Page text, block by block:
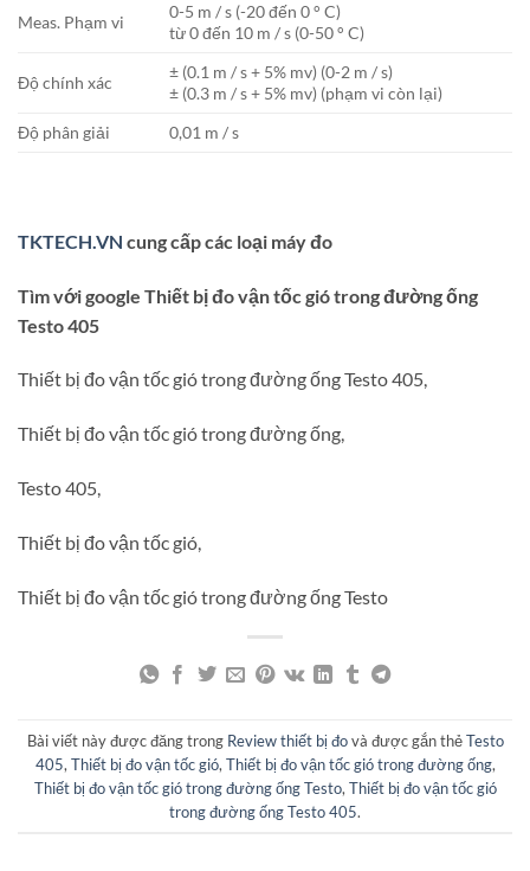
Meas. Phạm vi
0-5 m / s (-20 đến 0 ° C)
từ 0 đến 10 m / s (0-50 ° C)
Độ chính xác
± (0.1 m / s + 5% mv) (0-2 m / s)
± (0.3 m / s + 5% mv) (phạm vi còn lại)
Độ phân giải
0,01 m / s
TKTECH.VN cung cấp các loại máy đo
Tìm với google Thiết bị đo vận tốc gió trong đường ống
Testo 405
Thiết bị đo vận tốc gió trong đường ống Testo 405,
Thiết bị đo vận tốc gió trong đường ống,
Testo 405,
Thiết bị đo vận tốc gió,
Thiết bị đo vận tốc gió trong đường ống Testo
Bài viết này được đăng trong Review thiết bị đovà được gắn thẻTesto
405, Thiết bị đo vận tốc gió, Thiết bị đo vận tốc gió trong đường ống,
Thiết bị đo vận tốc gió trong đường ống Testo, Thiết bị đo vận tốc gió
trong đường ống Testo 405.